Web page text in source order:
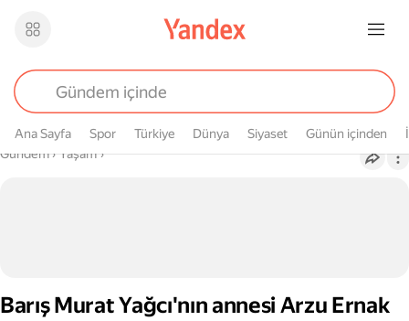
Ana Sayfa Spor Türkiye Dünya Siyaset Günün içinden
Buradasın
Gündem› Yaşam›
Barış Murat Yağcı'nın annesi Arzu Ernak